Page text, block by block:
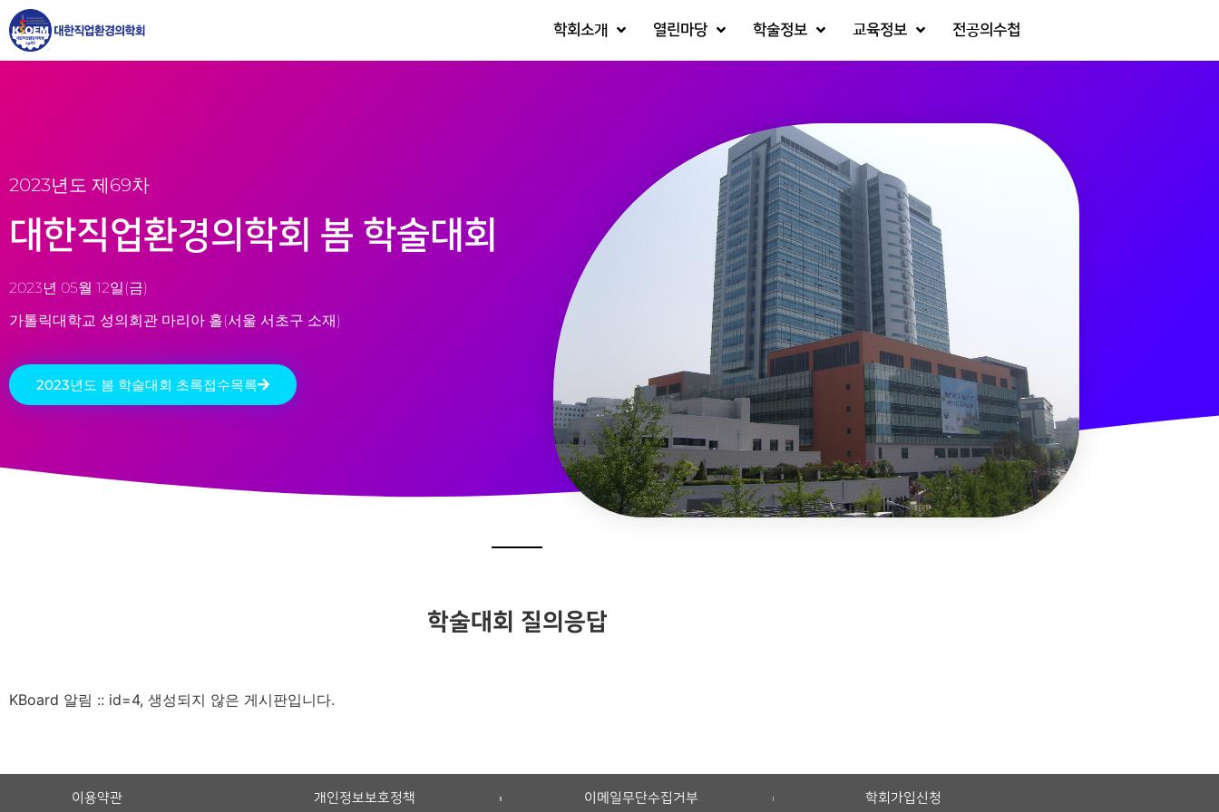
학회소개 열린마당 학술정보 교육정보 전공의수첩
2023년도 제69차
대한직업환경의학회 봄 학술대회
2023년 05월 12일(금)
가톨릭대학교 성의회관 마리아 홀(서울 서초구 소재)
2023년도 봄 학술대회 초록접수목록
학술대회 질의응답
KBoard 알림 :: id=4, 생성되지 않은 게시판입니다.
이용약관 개인정보보호정책 이메일무단수집거부 학회가입신청